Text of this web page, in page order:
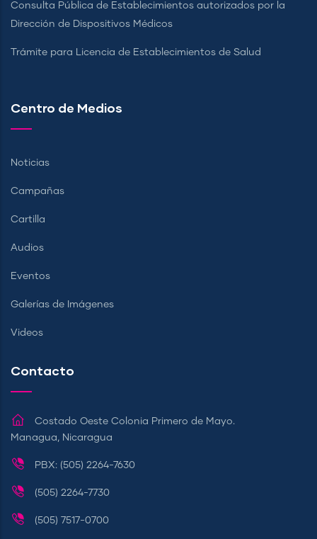
Consulta Pública de Establecimientos autorizados por la
Dirección de Dispositivos Médicos
Trámite para Licencia de Establecimientos de Salud
Centro de Medios
Noticias
Campañas
Cartilla
Audios
Eventos
Galerías de Imágenes
Videos
Contacto
Costado Oeste Colonia Primero de Mayo.
Managua, Nicaragua
PBX: (505) 2264-7630
(505) 2264-7730
(505) 7517-0700